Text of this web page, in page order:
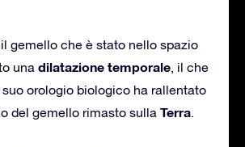
gemello che è stato nello spazio
una dilatazione temporale, il che
orologio biologico ha rallentato
del gemello rimasto sulla Terra.